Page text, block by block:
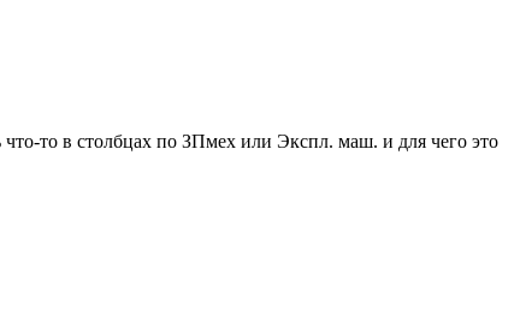
то в столбцах по ЗПмех или Экспл. маш. и для чего это